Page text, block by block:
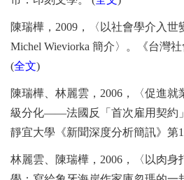
陳瑞樺， 2009 ，〈以社會學介入世
Michel Wieviorka 簡介〉。《台灣社
(全文)
陳瑞樺、林麗雲， 2006 ，〈促進
級分化——法國反「首次雇用契約」
靜宜大學《新聞深度分析簡訊》第
林麗雲、陳瑞樺， 2006 ，〈以肉